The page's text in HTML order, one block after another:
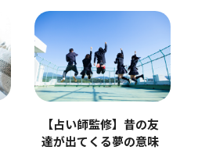
【占い師監修】昔の友
達が出てくる夢の意味